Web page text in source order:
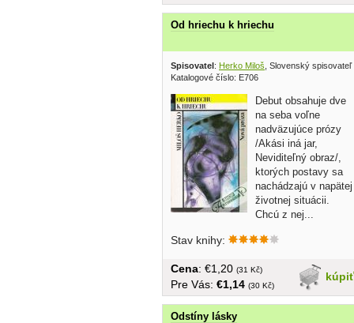
Od hriechu k hriechu
Spisovatel: Herko Miloš , Slovenský spisovateľ
Katalogové číslo: E706
Debut obsahuje dve
na seba voľne
nadväzujúce prózy
/Akási iná jar,
Neviditeľný obraz/,
ktorých postavy sa
nachádzajú v napätej
životnej situácii.
Chcú z nej...
Stav knihy:
kúpiť
Cena: €1,20 (31 Kč)
Pre Vás: €1,14 (30 Kč)
Odstíny lásky